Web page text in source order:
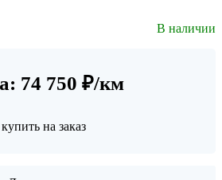
В наличии
74 750 ₽/км
купить на заказ